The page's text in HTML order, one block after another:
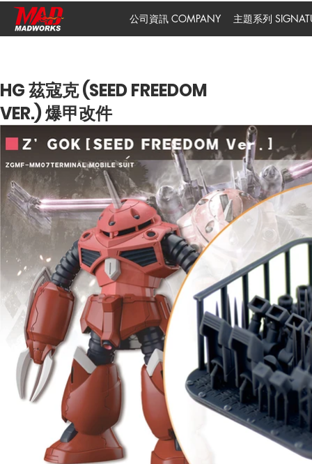
公司資訊 COMPANY 主題系列
HG 茲寇克 (SEED FREEDOM
VER.) 爆甲改件